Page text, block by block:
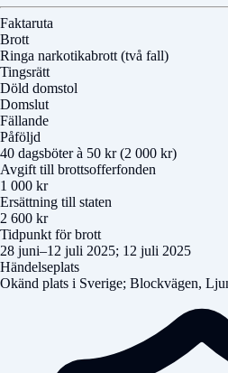
Faktaruta
Brott
Ringa narkotikabrott (två fall)
Tingsrätt
Döld domstol
Domslut
Fällande
Påföljd
40 dagsböter à 50 kr (2 000 kr)
Avgift till brottsofferfonden
1 000 kr
Ersättning till staten
2 600 kr
Tidpunkt för brott
28 juni–12 juli 2025; 12 juli 2025
Händelseplats
Okänd plats i Sverige; Blockvägen,